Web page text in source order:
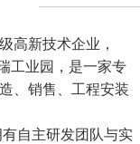
新技术企业，
工业园，是一家专
、销售、工程安装
自主研发团队与实